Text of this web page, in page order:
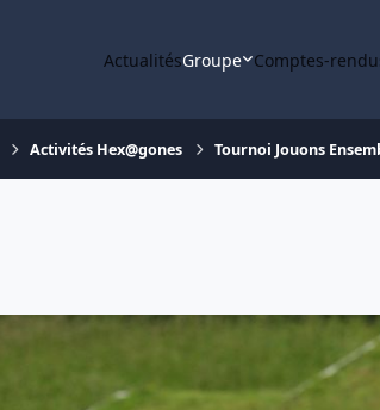
ActualitésGroupe Comptes-
Activités Hex@gones Tournoi Jouons